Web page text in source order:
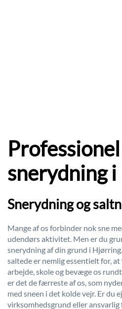
Professionel
snerydning
Snerydning og
Mange af os forbinder nok sne
udendørs aktivitet. Men er du
snerydning af din grund i
saltede er nemlig essentielt for,
arbejde, skole og bevæge os
er det de færreste af os, som
med sneen i det kolde vejr. Er du
virksomhedsgrund eller